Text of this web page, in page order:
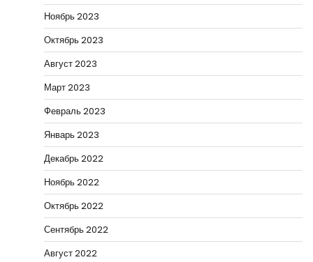
Ноябрь 2023
Октябрь 2023
Август 2023
Март 2023
Февраль 2023
Январь 2023
Декабрь 2022
Ноябрь 2022
Октябрь 2022
Сентябрь 2022
Август 2022